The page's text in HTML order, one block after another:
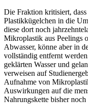
Die Fraktion kritisiert,
Plastikkügelchen in die
diese dort noch
Mikroplastik aus Peelings
Abwasser, könne aber in
vollständig entfernt
geklärten Wasser und
verweisen auf
Aufnahme von
Auswirkungen auf die
Nahrungskette bisher